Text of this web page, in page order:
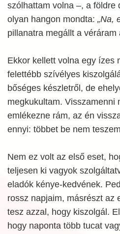
szólhattam volna –, a földre
olyan hangon mondta: „Na,
pillanatra megállt a véráram
Ekkor kellett volna egy ízes
felettébb szívélyes
bőséges készletről, de
megkukultam. Visszamenni
emlékezne rám, az én
ennyi: többet be nem
Nem ez volt az első eset,
teljesen ki vagyok
eladók kénye-kedvének.
rossz napjaim, másrészt az
tesz azzal, hogy kiszolgál.
hogy naponta több tucat